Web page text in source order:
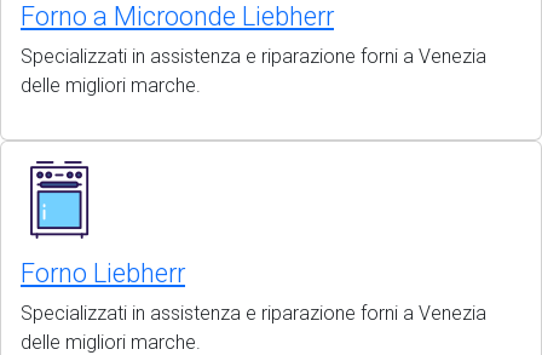
Forno a Microonde Liebherr
Specializzati in assistenza e riparazione forni a Venezia
delle migliori marche.
Forno Liebherr
Specializzati in assistenza e riparazione forni a Venezia
delle migliori marche.